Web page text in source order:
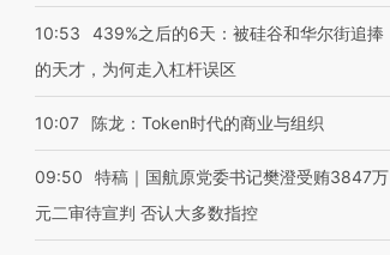
10:53
439%之后的6天：被硅谷和华尔街追捧
的天才，为何走入杠杆误区
10:07 陈龙：Token时代的商业与组织
09:50
特稿｜国航原党委书记樊澄受贿3847万
元二审待宣判 否认大多数指控